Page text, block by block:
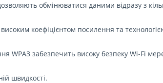
обмінюватися даними відразу з
коефіцієнтом посилення та
WPA3 забезпечить високу безпеку Wi-Fi
швидкості.